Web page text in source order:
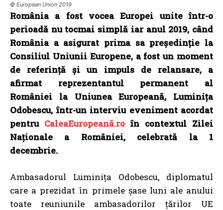
© European Union 2019
România a fost vocea Europei unite într-o
perioadă nu tocmai simplă iar anul 2019, când
România a asigurat prima sa președinție la
Consiliul Uniunii Europene, a fost un moment
de referință și un impuls de relansare, a
afirmat reprezentantul permanent al
României la Uniunea Europeană, Luminița
Odobescu, într-un interviu eveniment acordat
pentru CaleaEuropeană.ro în contextul Zilei
Naționale a României, celebrată la 1
decembrie.
Ambasadorul Luminița Odobescu, diplomatul
care a prezidat în primele șase luni ale anului
toate reuniunile ambasadorilor țărilor UE